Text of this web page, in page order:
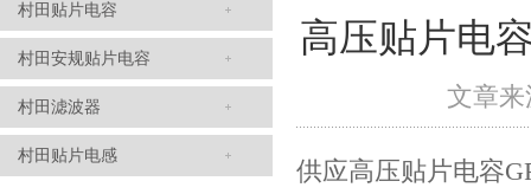
村田贴片电容
村田安规贴片电容
村田滤波器
村田贴片电感
1808 Y2 1NF安规贴片电容Johanson品牌
高压贴片电
文章
供应高压贴片电容